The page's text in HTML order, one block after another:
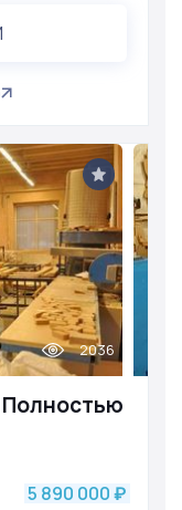
Полностью
2036
5 890 000 ₽